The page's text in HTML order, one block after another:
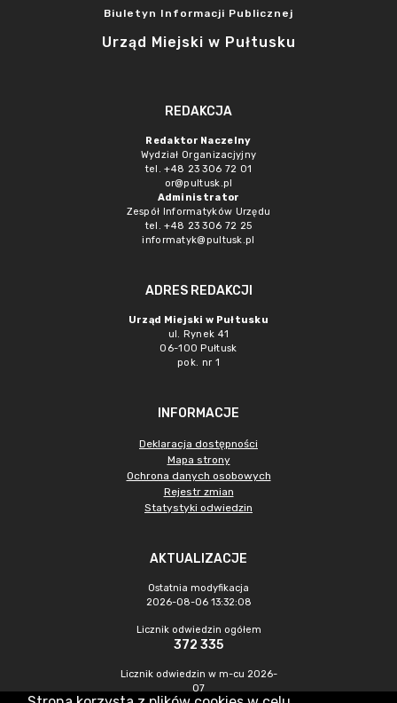
Biuletyn Informacji Publicznej
Urząd Miejski w Pułtusku
REDAKCJA
Redaktor Naczelny
Wydział Organizacjyjny
tel. +48 23 306 72 01
or@pultusk.pl
Administrator
Zespół Informatyków Urzędu
tel. +48 23 306 72 25
informatyk@pultusk.pl
ADRES REDAKCJI
Urząd Miejski w Pułtusku
ul. Rynek 41
06-100 Pułtusk
pok. nr 1
INFORMACJE
Deklaracja dostępności
Mapa strony
Ochrona danych osobowych
Rejestr zmian
Statystyki odwiedzin
AKTUALIZACJE
Ostatnia modyfikacja
2026-08-06 13:32:08
Licznik odwiedzin ogółem
372 335
Licznik odwiedzin w m-cu 2026-
07